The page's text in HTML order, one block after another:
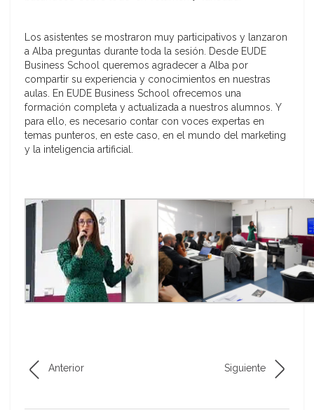
Los asistentes se mostraron muy participativos y lanzaron
a Alba preguntas durante toda la sesión. Desde EUDE
Business School queremos agradecer a Alba por
compartir su experiencia y conocimientos en nuestras
aulas. En EUDE Business School ofrecemos una
formación completa y actualizada a nuestros alumnos. Y
para ello, es necesario contar con voces expertas en
temas punteros, en este caso, en el mundo del marketing
y la inteligencia artificial.
Anterior Siguiente